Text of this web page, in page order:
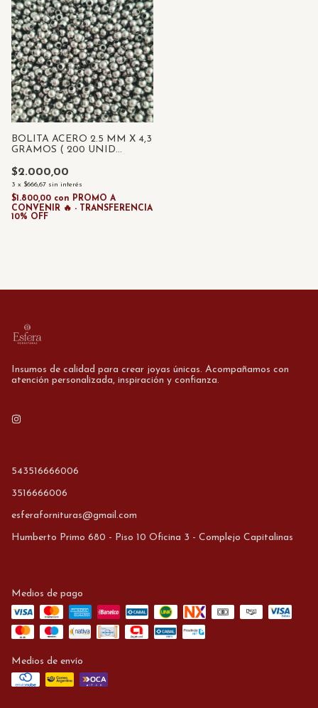
BOLITA ACERO 2.5 MM X 4,3
GRAMOS ( 200 UNID
$2.000,00
3 x $666,67 sin interés
$1.800,00 con PROMO A
CONVENIR 🔥 - TRANSFERENCIA
10% OFF
Insumos de calidad para crear joyas únicas. Acompañamos con
atención personalizada, inspiración y confianza.
543516666006
3516666006
esferafornituras@gmail.com
Humberto Primo 680 - Piso 10 Oficina 3 - Complejo Capitalinas
Medios de pago
Medios de envío